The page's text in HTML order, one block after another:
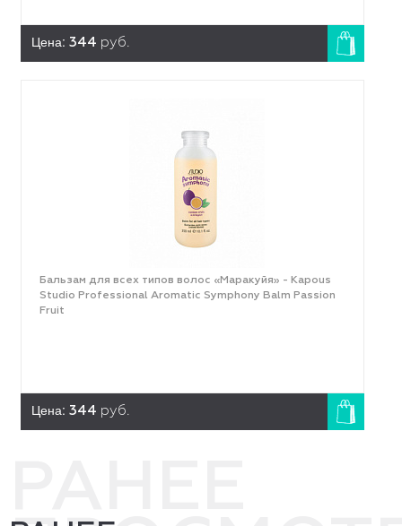
Цена: 344 руб.
Бальзам для всех типов волос «Маракуйя» - Kapous
Studio Professional Aromatic Symphony Balm Passion
Fruit
Цена: 344 руб.